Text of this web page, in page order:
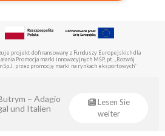
im Rahmen der Untermaßnahme 1.1 ein vom Europäischen
Entwicklung kofinanziertes Projekt durch.
Distributor von
Lesen Sie
weiter